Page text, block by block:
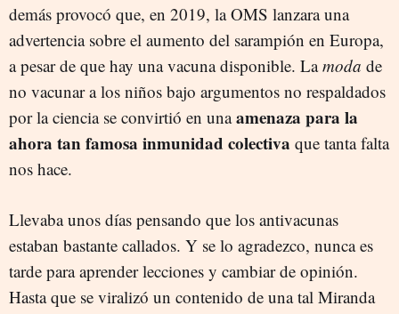
demás provocó que, en 2019, la OMS lanzara una
advertencia sobre el aumento del sarampión en Europa,
a pesar de que hay una vacuna disponible. Lamoda de
no vacunar a los niños bajo argumentos no respaldados
por la ciencia se convirtió en unaamenaza para la
ahora tan famosa inmunidad colectiva que tanta falta
nos hace.
Llevaba unos días pensando que los antivacunas
estaban bastante callados. Y se lo agradezco, nunca es
tarde para aprender lecciones y cambiar de opinión.
Hasta que se viralizó un contenido de una tal Miranda